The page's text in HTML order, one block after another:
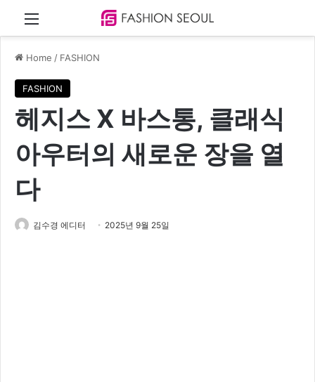
Menu
Home / FASHION
FASHION
헤지스 X 바스통, 클래식
아우터의 새로운 장을 열
다
김수경 에디터 2025년 9월 25일